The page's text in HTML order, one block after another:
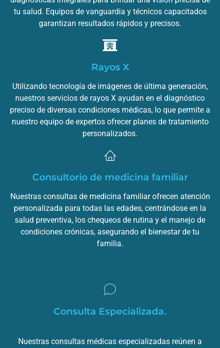
tu salud. Equipos de vanguardia y técnicos capacitados
garantizan resultados rápidos y precisos.
Rayos X
Utilizando tecnología de imágenes de última generación,
nuestros servicios de rayos X ayudan en el diagnóstico
preciso de diversas condiciones médicas, lo que permite a
nuestro equipo de expertos ofrecer planes de tratamiento
personalizados.
Consultorio de medicina familiar
Nuestras consultas de medicina familiar ofrecen atención
personalizada para todas las edades, centrándose en la
salud preventiva, los chequeos de rutina y el manejo de
condiciones crónicas, asegurando el bienestar de tu
familia.
Consulta Especializada.
Nuestras consultas médicas especializadas reúnen a